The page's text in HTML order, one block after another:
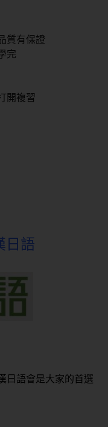
質有保證
完
開複習
日語
日語會是大家的首選